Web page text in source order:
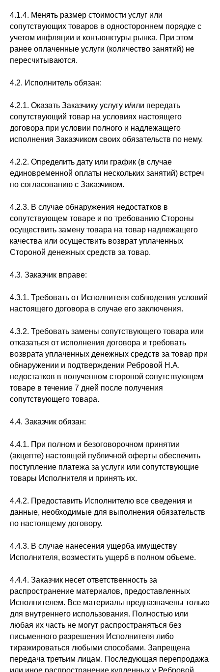
4.1.4. Менять размер стоимости услуг или
сопутствующих товаров в одностороннем порядке с
учетом инфляции и конъюнктуры рынка. При этом
ранее оплаченные услуги (количество занятий) не
пересчитываются.
4.2. Исполнитель обязан:
4.2.1. Оказать Заказчику услугу и/или передать
сопутствующий товар на условиях настоящего
договора при условии полного и надлежащего
исполнения Заказчиком своих обязательств по нему.
4.2.2. Определить дату или график (в случае
единовременной оплаты нескольких занятий) встреч
по согласованию с Заказчиком.
4.2.3. В случае обнаружения недостатков в
сопутствующем товаре и по требованию Стороны
осуществить замену товара на товар надлежащего
качества или осуществить возврат уплаченных
Стороной денежных средств за товар.
4.3. Заказчик вправе:
4.3.1. Требовать от Исполнителя соблюдения условий
настоящего договора в случае его заключения.
4.3.2. Требовать замены сопутствующего товара или
отказаться от исполнения договора и требовать
возврата уплаченных денежных средств за товар при
обнаружении и подтверждении Ребровой Н.А.
недостатков в полученном стороной сопутствующем
товаре в течение 7 дней после получения
сопутствующего товара.
4.4. Заказчик обязан:
4.4.1. При полном и безоговорочном принятии
(акцепте) настоящей публичной оферты обеспечить
поступление платежа за услуги или сопутствующие
товары Исполнителя и принять их.
4.4.2. Предоставить Исполнителю все сведения и
данные, необходимые для выполнения обязательств
по настоящему договору.
4.4.3. В случае нанесения ущерба имуществу
Исполнителя, возместить ущерб в полном объеме.
4.4.4. Заказчик несет ответственность за
распространение материалов, предоставленных
Исполнителем. Все материалы предназначены только
для внутреннего использования. Полностью или
любая их часть не могут распространяться без
письменного разрешения Исполнителя либо
тиражироваться любыми способами. Запрещена
передача третьим лицам. Последующая перепродажа
или иное распространение купленных у Ребровой